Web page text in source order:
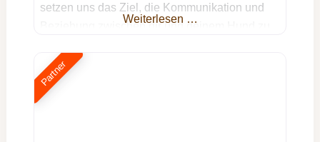
setzen uns das Ziel, die Kommunikation und
Beziehung zwischen dir und deinem Hund zu
artgerechte Beschäftigung für deinen treuen
Begleiter zu schaffen. Unser ganzheitlicher
Ansatz strebt nicht nur die Lösung spezifischer
Weiterlesen …
Partner